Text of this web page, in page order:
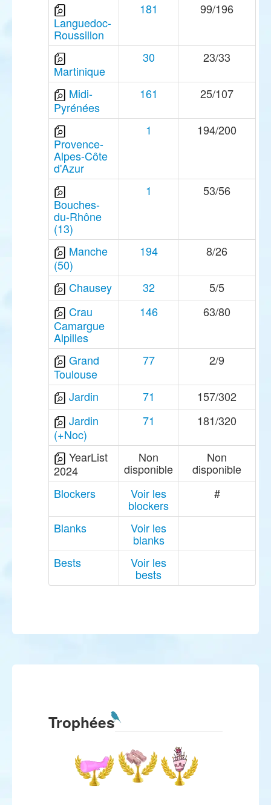
Languedoc-
Roussillon
181 99/196
Martinique
30 23/33
Midi-
Pyrénées
161 25/107
Provence-
Alpes-Côte
d'Azur
1 194/200
Bouches-
du-Rhône
(13)
1 53/56
Manche
(50)
194 8/26
Chausey 32
5/5
Crau
Camargue
Alpilles
146 63/80
Grand
Toulouse
77 2/9
Jardin 71
157/302
Jardin
(+Noc)
71 181/320
YearList
2024
Non
disponible
Non
disponible
Blockers
Voir les
blockers
#
Blanks Voir les
blanks
Bests
Voir les
bests
Trophées